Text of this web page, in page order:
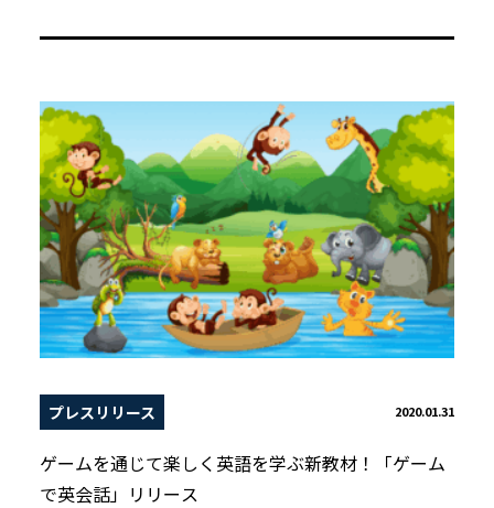
プレスリリース 2020.01.31
ゲームを通じて楽しく英語を学ぶ新教材！「ゲーム
で英会話」リリース